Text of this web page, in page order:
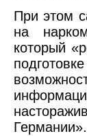
При этом
на
который
Германии».